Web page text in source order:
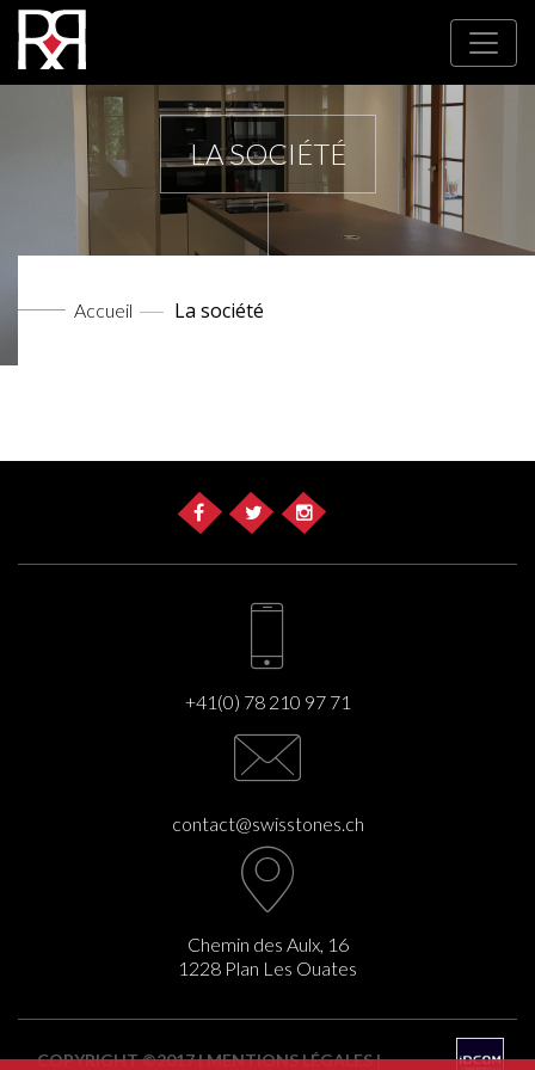
LA SOCIÉTÉ
Accueil La société
+41(0) 78 210 97 71
contact@swisstones.ch
Chemin des Aulx, 16
1228 Plan Les Ouates
COPYRIGHT ©2017 |MENTIONS LÉGALES|